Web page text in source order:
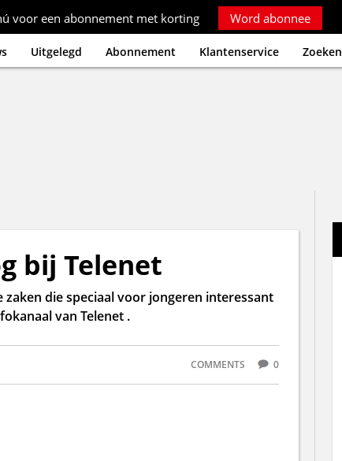
voor een abonnement met korting Word abonnee
Uitgelegd Abonnement Klantenservice Zoeken
bij Telenet
zaken die speciaal voor jongeren interessant
van Telenet .
COMMENTS 0